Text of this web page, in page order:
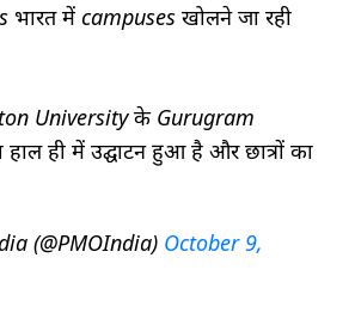
भारत में campuses खोलने जा रही
University के Gurugram
ही में उद्घाटन हुआ है और छात्रों का
(@PMOIndia) October 9,